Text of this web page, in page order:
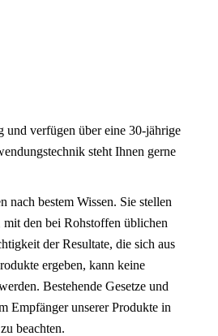
und verfügen über eine 30-jährige
steht Ihnen gerne
nach bestem Wissen. Sie stellen
mit den bei Rohstoffen üblichen
der Resultate, die sich aus
ergeben, kann keine
Bestehende Gesetze und
Empfänger unserer Produkte in
beachten.